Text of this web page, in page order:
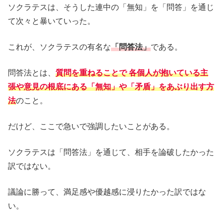
ソクラテスは、そうした連中の「無知」を「問答」を通じ
て次々と暴いていった。
これが、ソクラテスの有名な「問答法」である。
問答法とは、 質問を重ねることで 各個人が抱いている主
張や意見の根底にある「無知」や「矛盾」をあぶり出す方
法のこと。
だけど、ここで急いで強調したいことがある。
ソクラテスは「問答法」を通じて、相手を論破したかった
訳ではない。
議論に勝って、満足感や優越感に浸りたかった訳ではな
い。